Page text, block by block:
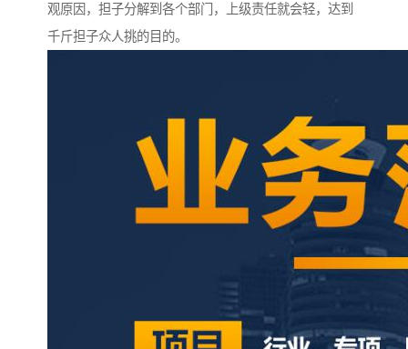
观原因，担子分解到各个部门，上级责任就会轻，达到
千斤担子众人挑的目的。